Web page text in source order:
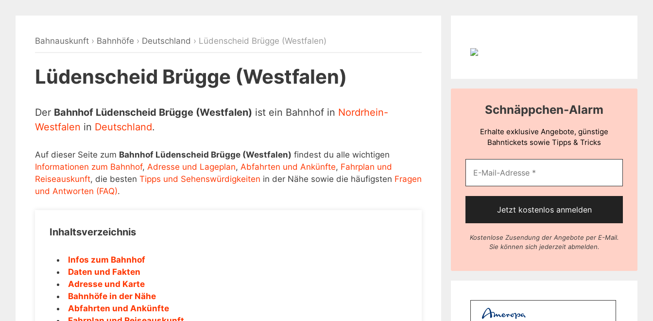
Bahnauskunft › Bahnhöfe › Deutschland › Lüdenscheid Brügge (Westfalen)
Lüdenscheid Brügge (Westfalen)
Der Bahnhof Lüdenscheid Brügge (Westfalen) ist ein Bahnhof in Nordrhein-
Westfalen in Deutschland.
Auf dieser Seite zum Bahnhof Lüdenscheid Brügge (Westfalen) findest du alle wichtigen
Informationen zum Bahnhof, Adresse und Lageplan, Abfahrten und Ankünfte, Fahrplan und
Reiseauskunft, die besten Tipps und Sehenswürdigkeiten in der Nähe sowie die häufigsten Fragen
und Antworten (FAQ).
Inhaltsverzeichnis
Infos zum Bahnhof
Daten und Fakten
Adresse und Karte
Bahnhöfe in der Nähe
Abfahrten und Ankünfte
Schnäppchen-Alarm
Erhalte exklusive Angebote, günstige
Bahntickets sowie Tipps & Tricks
Kostenlose Zusendung der Angebote per E-Mail.
Sie können sich jederzeit abmelden.